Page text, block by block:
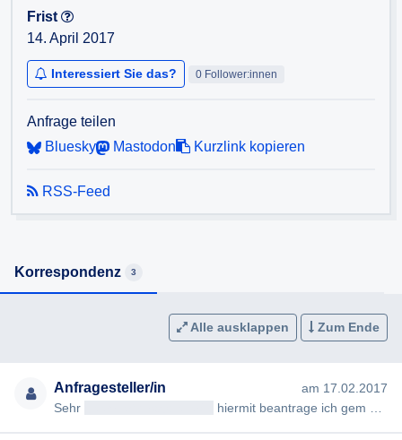
Frist
14. April 2017
Interessiert Sie das? 0 Follower:innen
Anfrage teilen
Bluesky
Mastodon Kurzlink kopieren
RSS-Feed
Korrespondenz 3
Alle ausklappen Zum Ende
Anfragesteller/in
am 17.02.2017
Sehr
hiermit beantrage ich gem §§ 2, 3 AuskunftspflichtG die Erteilung folgender Auskunft…